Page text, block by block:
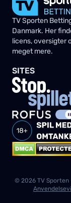
TV Sporten
Danmark. Her
licens, oversigter
meget mere.
SITES
© 2026 TV Sporten